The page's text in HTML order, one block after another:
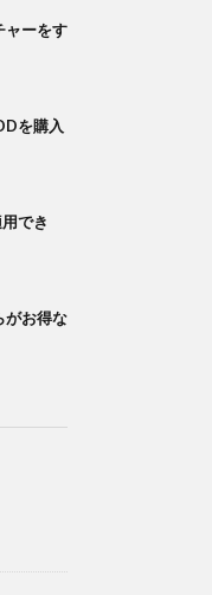
ーをす
を購入
でき
お得な